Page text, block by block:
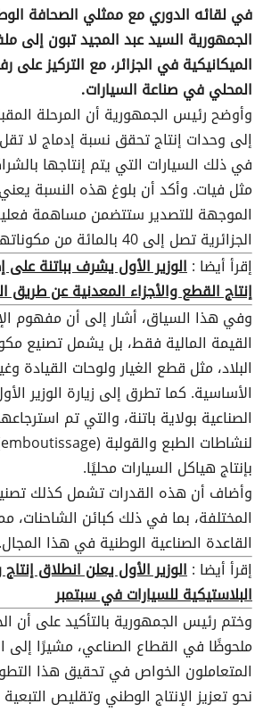
في لقائه الدوري مع ممثلي الصحافة
الجمهورية السيد عبد المجيد تبون إلى
الميكانيكية في الجزائر، مع التركيز على
المحلي في صناعة السيارات.
وأوضح رئيس الجمهورية أن المرحلة
في ذلك السيارات التي يتم إنتاجها
مثل فيات. وأكد أن بلوغ هذه النسبة
الموجهة للتصدير ستتضمن مساهمة
الجزائرية تصل إلى 40 بالمائة من مكوناتها.
إقرأ أيضا :الوزير الأول يشرف بباتنة
إنتاج القطع والأجزاء المعدنية عن طريق
وفي هذا السياق، أشار إلى أن مفهوم
القيمة المالية فقط، بل يشمل تصنيع
البلاد، مثل قطع الغيار ولوحات القيادة
الأساسية. كما تطرق إلى زيارة الوزير
الصناعية بولاية باتنة، والتي تم
بإنتاج هياكل السيارات محليًا.
وأضاف أن هذه القدرات تشمل كذلك
المختلفة، بما في ذلك كبائن
القاعدة الصناعية الوطنية في هذا المجال.
إقرأ أيضا :الوزير الأول يعلن انطلاق
البلاستيكية للسيارات في سبتمبر
وختم رئيس الجمهورية بالتأكيد على أن
ملحوظًا في القطاع الصناعي، مشيرًا إلى
المتعاملون الخواص في تحقيق هذا
نحو تعزيز الإنتاج الوطني وتقليص التبعية